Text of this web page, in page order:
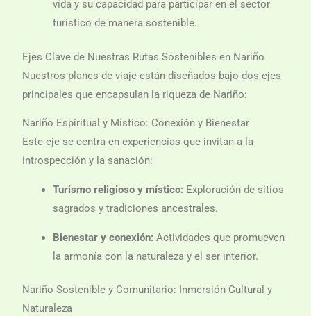
vida y su capacidad para participar en el sector
turístico de manera sostenible.
Ejes Clave de Nuestras Rutas Sostenibles en Nariño
Nuestros planes de viaje están diseñados bajo dos ejes
principales que encapsulan la riqueza de Nariño:
Nariño Espiritual y Místico: Conexión y Bienestar
Este eje se centra en experiencias que invitan a la
introspección y la sanación:
Turismo religioso y místico: Exploración de sitios
sagrados y tradiciones ancestrales.
Bienestar y conexión: Actividades que promueven
la armonía con la naturaleza y el ser interior.
Nariño Sostenible y Comunitario: Inmersión Cultural y
Naturaleza